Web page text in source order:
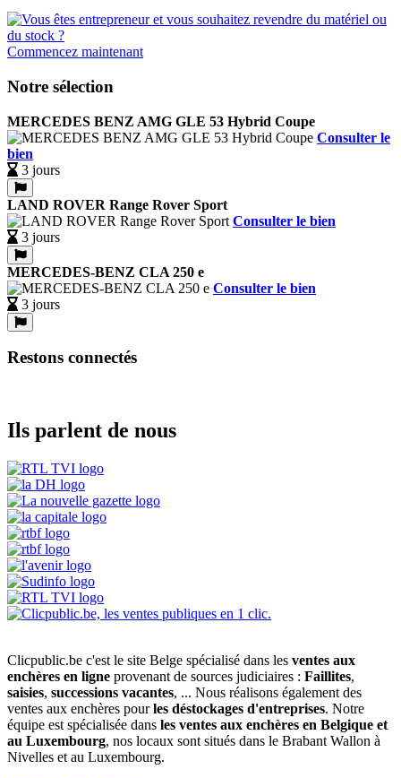
Commencez maintenant
Notre sélection
MERCEDES BENZ AMG GLE 53 Hybrid Coupe
Consulter le
bien
3 jours
LAND ROVER Range Rover Sport
Consulter le bien
3 jours
MERCEDES-BENZ CLA 250 e
Consulter le bien
3 jours
Restons connectés
Ils parlent de nous
Clicpublic.be c'est le site Belge spécialisé dans les ventes aux
enchères en ligne provenant de sources judiciaires : Faillites,
saisies, successions vacantes, ... Nous réalisons également des
ventes aux enchères pourles déstockages d'entreprises. Notre
équipe est spécialisée dans les ventes aux enchères en Belgique et
au Luxembourg, nos locaux sont situés dans le Brabant Wallon à
Nivelles et au Luxembourg.